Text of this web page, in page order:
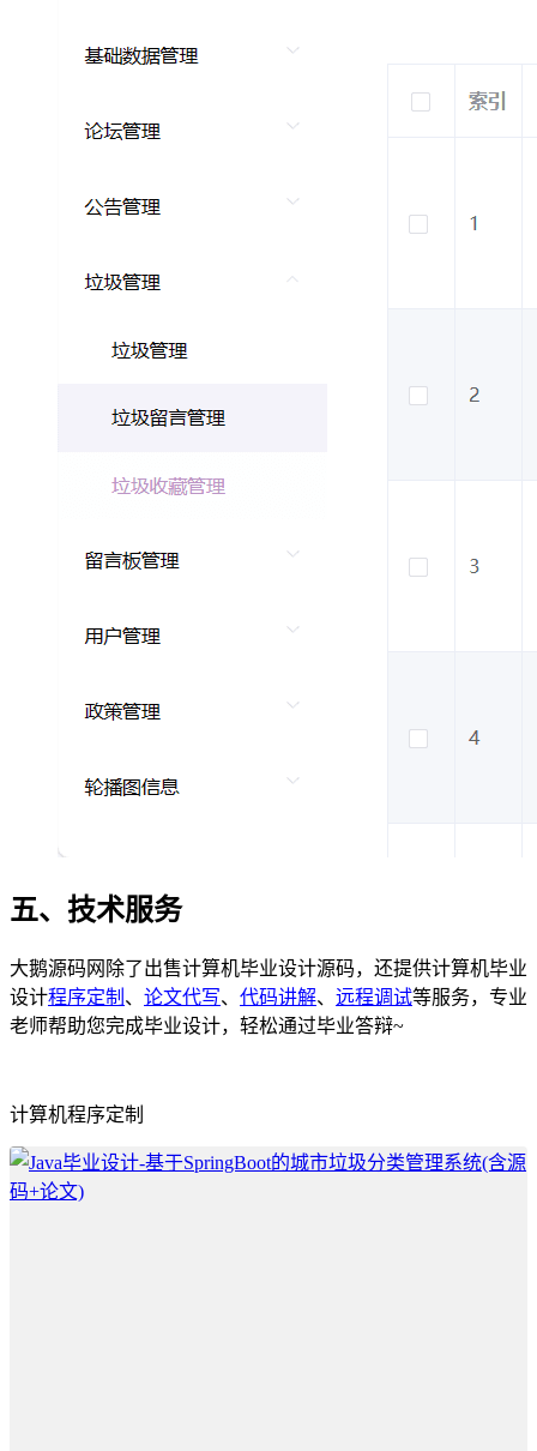
五、技术服务
大鹅源码网除了出售计算机毕业设计源码，还提供计算机毕业
设计程序定制 、 论文代写、 代码讲解、 远程调试等服务，专业
老师帮助您完成毕业设计，轻松通过毕业答辩~
计算机程序定制